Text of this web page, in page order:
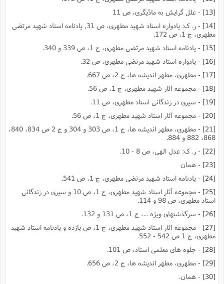
- علل گرایش به مادّیگرى، ص 11
- ر. ک: یادواره استاد شهید مطهرى، ص 31, یادنامه استاد شهید مرتضى
مطهرى، ج 1، ص 172.
- یادنامه استاد شهید مرتضى مطهرى، ج 1، ص 339 و 340.
- یادواره استاد شهید مرتضى مطهرى، ص 32.
- مطهرى، مطهر اندیشه ها، ج 2، ص 667.
- مجموعه آثار شهید مطهرى، ج 1، ص 56.
- سیرى در زندگانى استاد مطهرى، ص 11.
- مجموعه آثار استاد شهید مطهرى، ج 1، ص 56.
- مطهرى، مطهر اندیشه ها، ج 1، ص 303 و 304 و ج 2 ص 834، 840،
868، 882 و 884.
- ر. ک: عدل الهى، ص 8 - 10.
- همان
- یادنامه استاد شهید مرتضى مطهرى، ج 1، ص 541.
- مجموعه آثار استاد شهید مطهرى، ج 1، ص 10 و سیرى در زندگانى
استاد مطهرى، ص 98 و 114.
- سرگذشتهاى ویژه ...، ج 1، ص 131 و 132.
- مجموعه آثار استاد شهید مطهرى، ج 1، ص یازده و یادنامه استاد شهید
مطهرى، ج 1 ص 542 - 552.
- جلوه هاى معلمى استاد، ص 101.
- مطهرى، مطهر اندیشه ها، ج 2، ص 656.
- همان.